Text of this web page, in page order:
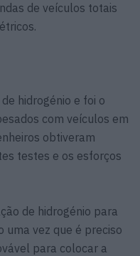
de veículos totais
hidrogénio e foi o
com veículos em
obtiveram
testes e os esforços
de hidrogénio para
uma vez que é preciso
para colocar a